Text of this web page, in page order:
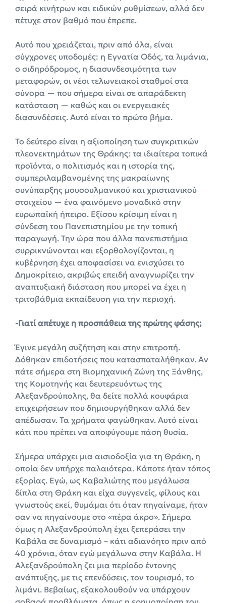
σειρά κινήτρων και ειδικών ρυθμίσεων, αλλά δεν
πέτυχε στον βαθμό που έπρεπε.
Αυτό που χρειάζεται, πριν από όλα, είναι
σύγχρονες υποδομές: η Εγνατία Οδός, τα λιμάνια,
ο σιδηρόδρομος, η διασυνδεσιμότητα των
μεταφορών, οι νέοι τελωνειακοί σταθμοί στα
σύνορα — που σήμερα είναι σε απαράδεκτη
κατάσταση — καθώς και οι ενεργειακές
διασυνδέσεις. Αυτό είναι το πρώτο βήμα.
Το δεύτερο είναι η αξιοποίηση των συγκριτικών
πλεονεκτημάτων της Θράκης: τα ιδιαίτερα τοπικά
προϊόντα, ο πολιτισμός και η ιστορία της,
συμπεριλαμβανομένης της μακραίωνης
συνύπαρξης μουσουλμανικού και χριστιανικού
στοιχείου — ένα φαινόμενο μοναδικό στην
ευρωπαϊκή ήπειρο. Εξίσου κρίσιμη είναι η
σύνδεση του Πανεπιστημίου με την τοπική
παραγωγή. Την ώρα που άλλα πανεπιστήμια
συρρικνώνονται και εξορθολογίζονται, η
κυβέρνηση έχει αποφασίσει να ενισχύσει το
Δημοκρίτειο, ακριβώς επειδή αναγνωρίζει την
αναπτυξιακή διάσταση που μπορεί να έχει η
τριτοβάθμια εκπαίδευση για την περιοχή.
-Γιατί απέτυχε η προσπάθεια της πρώτης φάσης;
Έγινε μεγάλη συζήτηση και στην επιτροπή.
Δόθηκαν επιδοτήσεις που κατασπαταλήθηκαν. Αν
πάτε σήμερα στη Βιομηχανική Ζώνη της Ξάνθης,
της Κομοτηνής και δευτερευόντως της
Αλεξανδρούπολης, θα δείτε πολλά κουφάρια
επιχειρήσεων που δημιουργήθηκαν αλλά δεν
απέδωσαν. Τα χρήματα φαγώθηκαν. Αυτό είναι
κάτι που πρέπει να αποφύγουμε πάση θυσία.
Σήμερα υπάρχει μια αισιοδοξία για τη Θράκη, η
οποία δεν υπήρχε παλαιότερα. Κάποτε ήταν τόπος
εξορίας. Εγώ, ως Καβαλιώτης που μεγάλωσα
δίπλα στη Θράκη και είχα συγγενείς, φίλους και
γνωστούς εκεί, θυμάμαι ότι όταν πηγαίναμε, ήταν
σαν να πηγαίνουμε στο «πέρα άκρο». Σήμερα
όμως η Αλεξανδρούπολη έχει ξεπεράσει την
Καβάλα σε δυναμισμό – κάτι αδιανόητο πριν από
40 χρόνια, όταν εγώ μεγάλωνα στην Καβάλα. Η
Αλεξανδρούπολη ζει μια περίοδο έντονης
ανάπτυξης, με τις επενδύσεις, τον τουρισμό, το
λιμάνι. Βεβαίως, εξακολουθούν να υπάρχουν